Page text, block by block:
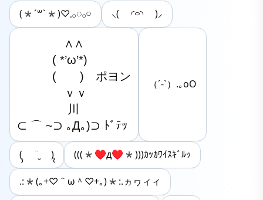
(*´꒳`*)♡𓈒𓂂◌𓂂𓏸 ⸜( ◜࿁◝ )⸝
∧∧
( *’ω’*)
(　　)　ポヨン
ｖｖ
川
⊂ ⌒ ~⊃ ｡Д｡)⊃ ﾄﾞﾃｯ
（´-`）.｡oO
(̨̡ ¨̮ )̧̢ (((*♥д♥*)))ｶｯｶﾜｲｽｷﾞﾙｯ
.:*(｡+♡＾ω＾♡+｡)*:.ヵヮィィ